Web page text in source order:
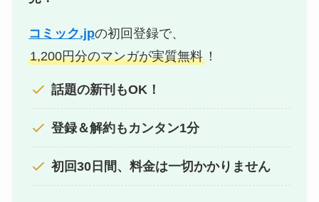
コミック.jpの初回登録で、
1,200円分のマンガが実質無料 ！
話題の新刊もOK！
登録＆解約もカンタン1分
初回30日間、料金は一切かかりません